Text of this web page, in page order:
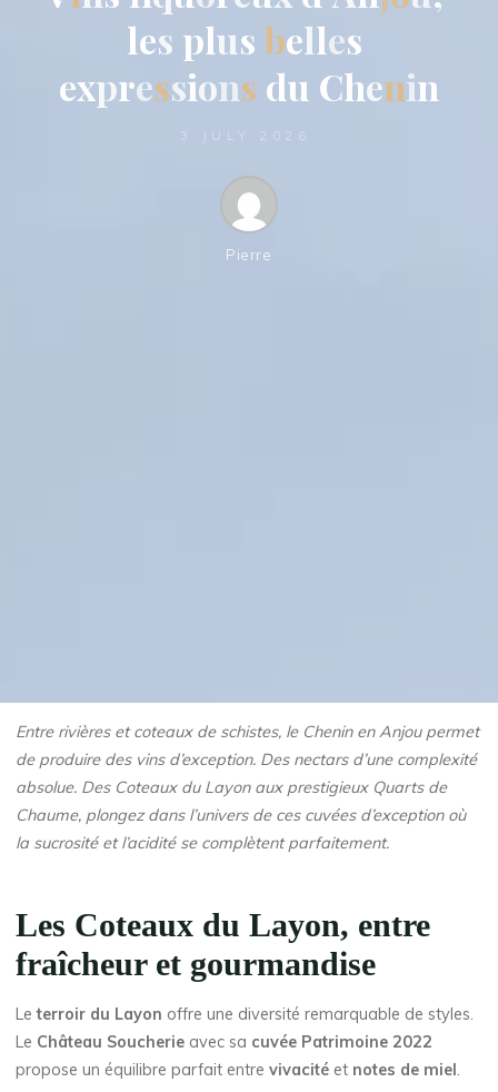
les plus belles
expressions du Chenin
3 JULY 2026
Pierre
Entre rivières et coteaux de schistes, le Chenin en Anjou permet
de produire des vins d’exception. Des nectars d’une complexité
absolue. Des Coteaux du Layon aux prestigieux Quarts de
Chaume, plongez dans l’univers de ces cuvées d’exception où
la sucrosité et l’acidité se complètent parfaitement.
Les Coteaux du Layon, entre
fraîcheur et gourmandise
Leterroir du Layon offre une diversité remarquable de styles.
Le Château Soucherie avec sa cuvée Patrimoine 2022
propose un équilibre parfait entrevivacité et notes de miel.